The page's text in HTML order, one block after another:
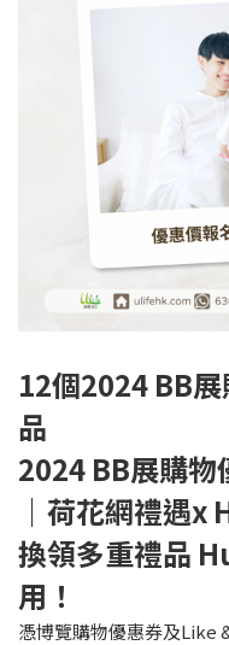
12個2024 BB
品
2024 BB展購物
｜荷花網禮遇x
換領多重禮品
用！
憑博覽購物優惠券及Like